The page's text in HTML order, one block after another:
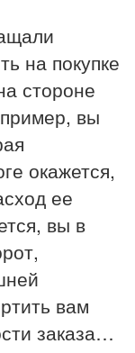
на покупке
стороне
вы
окажется,
ее
вы в
вам
заказа…